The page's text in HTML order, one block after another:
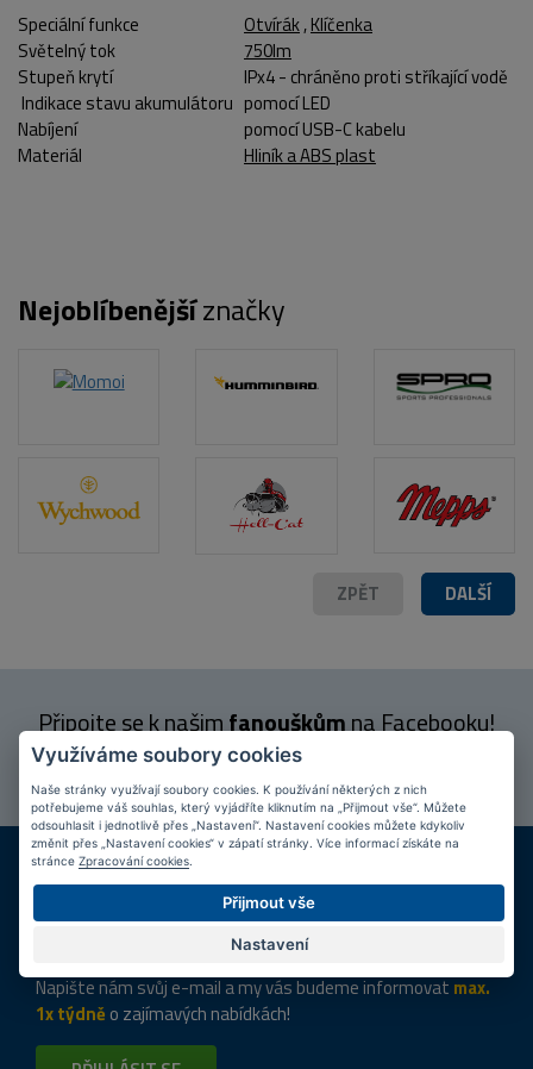
Speciální funkce
Otvírák,Klíčenka
Světelný tok
750lm
Stupeň krytí
IPx4 - chráněno proti stříkající vodě
Indikace stavu akumulátoru pomocí LED
Nabíjení
pomocí USB-C kabelu
Materiál
Hliník a ABS plast
Nejoblíbenějšíznačky
DALŠÍ
ZPĚT
Připojte se k našimfanouškůmna Facebooku!
PŘIPOJIT SE
DOPRAVA ZDARMA
Při nákupu nad 2 000 Kč
KAMENNÉ PRODEJNY
Jsme na trhu více než 10 let
Napište nám svůj e-mail a my vás budeme informovat max.
1x týdně o zajímavých nabídkách!
Využíváme soubory cookies
Naše stránky využívají soubory cookies. K používání některých z nich
potřebujeme váš souhlas, který vyjádříte kliknutím na „Přijmout vše“. Můžete
odsouhlasit i jednotlivě přes „Nastavení“. Nastavení cookies můžete kdykoliv
změnit přes „Nastavení cookies“ v zápatí stránky. Více informací získáte na
stránce Zpracování cookies
Přijmout vše
Nastavení